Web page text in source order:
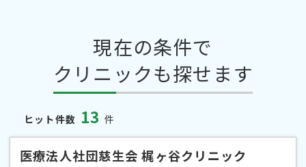
現在の条件で
クリニックも探せます
ヒット件数 13 件
医療法人社団慈生会 梶ヶ谷クリニック